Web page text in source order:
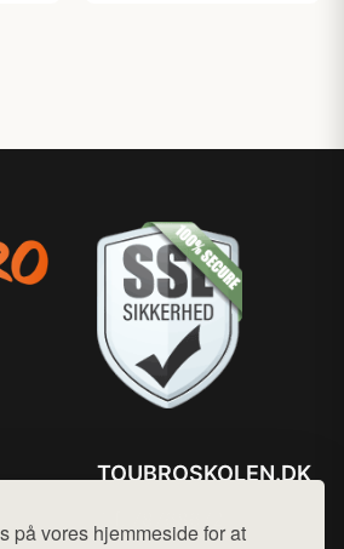
på vores hjemmeside for at
TOUBROSKOLEN.DK